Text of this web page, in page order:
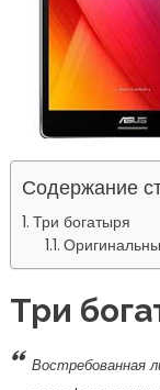
Содержание
Три богатыря
Три
Востребованная